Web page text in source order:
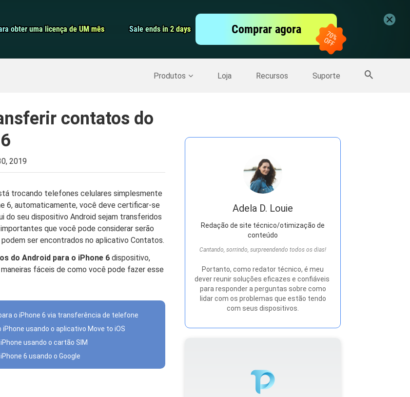
obter uma licença de UM mês
obter uma licença de UM mês Sale ends in 2 days
Sale ends in 2 days Comprar agora
Produtos Loja Recursos Suporte
Screen Recorder
Backup do iPhone>> Mais Produtos
contatos do
2019
trocando telefones celulares simplesmente
6, automaticamente, você deve certificar-se
do seu dispositivo Android sejam transferidos
que você pode considerar serão
ser encontrados no aplicativo Contatos.
do Android para o iPhone 6 dispositivo,
fáceis de como você pode fazer esse
o iPhone 6 via transferência de telefone
usando o aplicativo Move to iOS
usando o cartão SIM
6 usando o Google
Adela D. Louie
Redação de site técnico/otimização de
conteúdo
Cantando, sorrindo, surpreendendo todos os dias!
Portanto, como redator técnico, é meu
dever reunir soluções eficazes e confiáveis ​​
para responder a perguntas sobre como
lidar com os problemas que estão tendo
com seus dispositivos.